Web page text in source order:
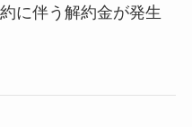
に伴う解約金が発生